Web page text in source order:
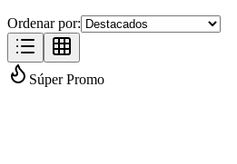
Ordenar por:
Súper Promo